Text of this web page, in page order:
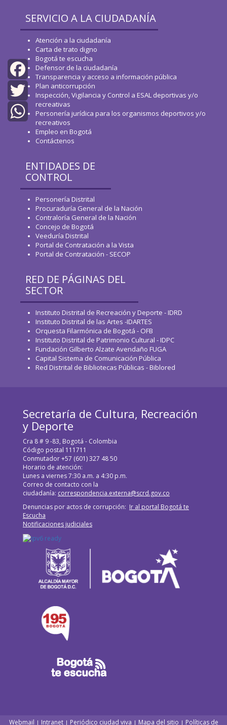
Facebook
Twitter
WhatsApp
SERVICIO A LA CIUDADANÍA
Atención a la ciudadanía
Carta de trato digno
Bogotá te escucha
Defensor de la ciudadanía
Transparencia y acceso a información pública
Plan anticorrupción
Inspección, Vigilancia y Control a ESAL deportivas y/o
recreativas
Personería jurídica para los organismos deportivos y/o
recreativos
Empleo en Bogotá
Contáctenos
ENTIDADES DE
CONTROL
Personería Distrital
Procuraduría General de la Nación
Contraloría General de la Nación
Concejo de Bogotá
Veeduría Distrital
Portal de Contratación a la Vista
Portal de Contratación - SECOP
RED DE PÁGINAS DEL
SECTOR
Instituto Distrital de Recreación y Deporte - IDRD
Instituto Distrital de las Artes -IDARTES
Orquesta Filarmónica de Bogotá - OFB
Instituto Distrital de Patrimonio Cultural - IDPC
Fundación Gilberto Alzate Avendaño FUGA
Capital Sistema de Comunicación Pública
Red Distrital de Bibliotecas Públicas - Biblored
Secretaría de Cultura, Recreación
y Deporte
Cra 8 # 9 -83, Bogotá - Colombia
Código postal 111711
Conmutador +57 (601) 327 48 50
Horario de atención:
Lunes a viernes 7:30 a.m. a 4:30 p.m.
Correo de contacto con la
ciudadanía: correspondencia.externa@scrd.gov.co
Denuncias por actos de corrupción: Ir al portal Bogotá te
Escucha
Notificaciones judiciales
Webmail | Intranet| Periódico ciudad viva | Mapa del sitio | Políticas de